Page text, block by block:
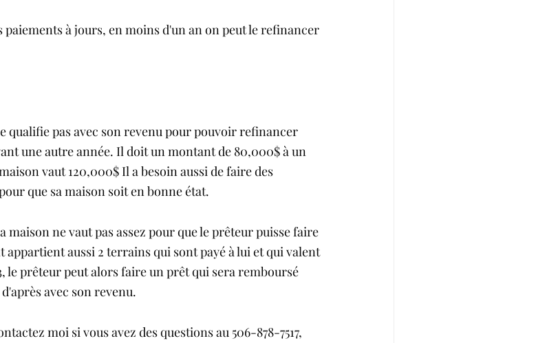
à jours, en moins d'un an on peut le refinancer
qualifie pas avec son revenu pour pouvoir refinancer
une autre année. Il doit un montant de 80,000$ à un
vaut 120,000$ Il a besoin aussi de faire des
que sa maison soit en bonne état.
ne vaut pas assez pour que le prêteur puisse faire
aussi 2 terrains qui sont payé à lui et qui valent
le prêteur peut alors faire un prêt qui sera remboursé
avec son revenu.
moi si vous avez des questions au 506-878-7517,